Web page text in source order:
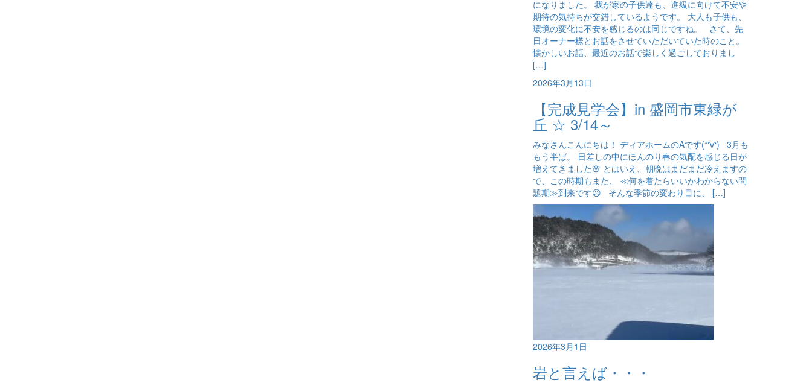
になりました。 我が家の子供達も、進級に向けて不安や
期待の気持ちが交錯しているようです。 大人も子供も、
環境の変化に不安を感じるのは同じですね。 さて、先
日オーナー様とお話をさせていただいていた時のこと。
懐かしいお話、最近のお話で楽しく過ごしておりまし
[…]
2026年3月13日
【完成見学会】in 盛岡市東緑が
丘 ☆ 3/14～
みなさんこんにちは！ ディアホームのAです(*‘∀‘) 3月も
もう半ば。 日差しの中にほんのり春の気配を感じる日が
増えてきました🌸 とはいえ、朝晩はまだまだ冷えますの
で、この時期もまた、 ≪何を着たらいいかわからない問
題期≫到来です😥 そんな季節の変わり目に、 […]
2026年3月1日
岩と言えば・・・